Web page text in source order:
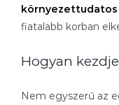
fiatalabb korban
Hogyan
Nem egyszerű az